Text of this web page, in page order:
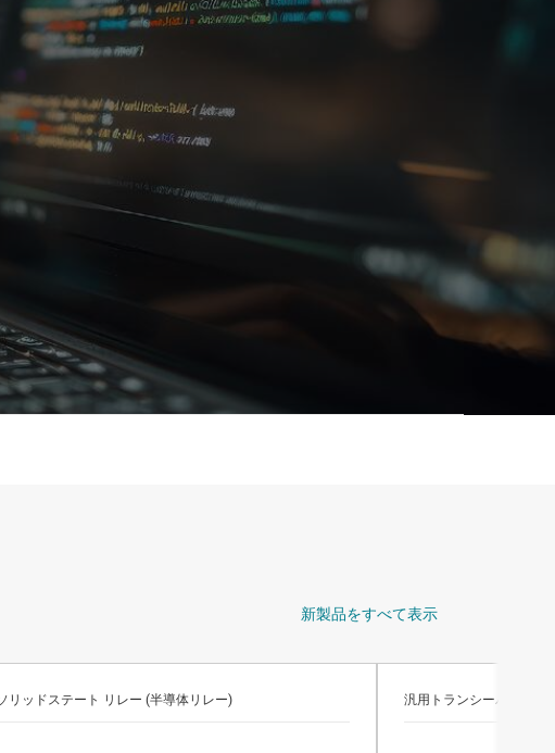
新製品をすべて表示
リッドステート リレー (半導体リレー) 汎用トランシーバ